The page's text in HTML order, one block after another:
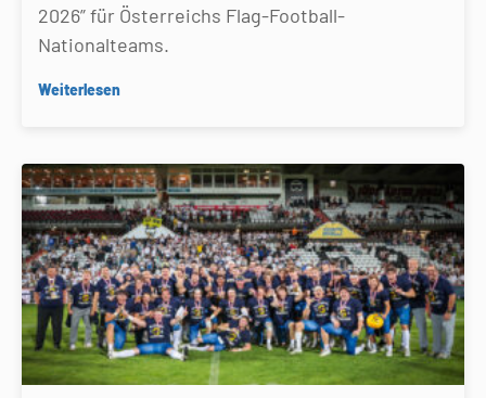
2026” für Österreichs Flag-Football-
Nationalteams.
Weiterlesen